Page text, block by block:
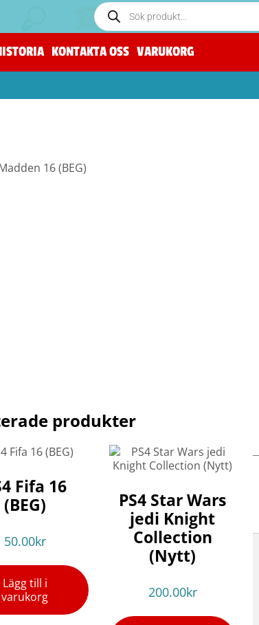
KONTAKTA OSS VARUKORG
produkter
Fifa 16
(BEG)
50.00kr
Lägg till i
varukorg
PS4 Star Wars
jedi Knight
Collection
(Nytt)
200.00kr